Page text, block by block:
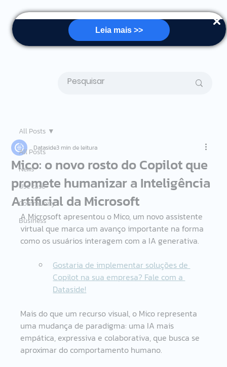
Leia mais >>
All Posts
News
Use case
Community
Business
All Posts
Mico: o novo rosto do Copilot que
promete humanizar a Inteligência
Artificial da Microsoft
Dataside3 min de leitura
A Microsoft apresentou o Mico, um novo assistente
virtual que marca um avanço importante na forma
como os usuários interagem com a IA generativa.
Gostaria de implementar soluções de
Copilot na sua empresa? Fale com a
Dataside!
Mais do que um recurso visual, o Mico representa
uma mudança de paradigma: uma IA mais
empática, expressiva e colaborativa, que busca se
aproximar do comportamento humano.